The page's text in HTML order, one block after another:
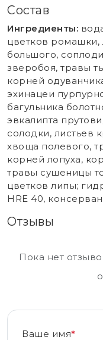
Состав
Ингредиенты:
цветков ромашки,
большого,
зверобоя, травы
корней
эхинацеи
багульника
эвкалипта
солодки, листьев
хвоща полевого,
корней лопуха,
травы сушеницы
цветков липы;
HRE 40,
Отзывы
Пока нет
Ваше имя*